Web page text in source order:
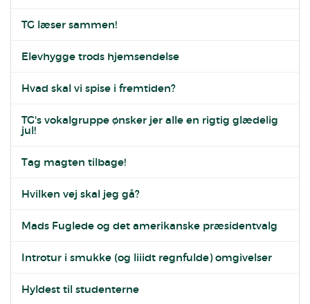
TG læser sammen!
Elevhygge trods hjemsendelse
Hvad skal vi spise i fremtiden?
TG's vokalgruppe ønsker jer alle en rigtig glædelig
jul!
Tag magten tilbage!
Hvilken vej skal jeg gå?
Mads Fuglede og det amerikanske præsidentvalg
Introtur i smukke (og liiidt regnfulde) omgivelser
Hyldest til studenterne